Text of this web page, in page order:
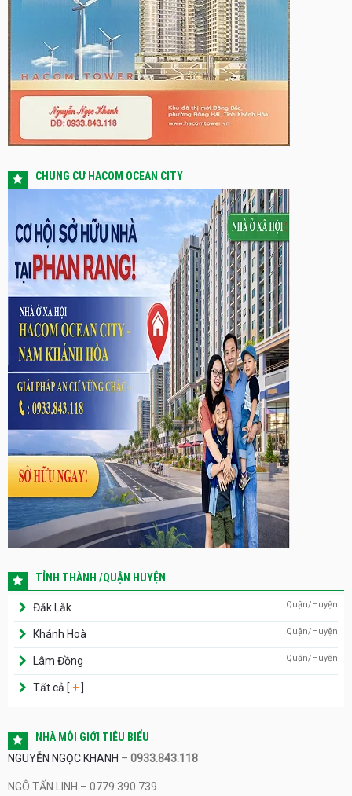
CHUNG CƯ HACOM OCEAN CITY
TỈNH THÀNH /QUẬN HUYỆN
Đăk Lăk Quận/Huyện
Khánh Hoà Quận/Huyện
Lâm Đồng Quận/Huyện
Tất cả [ + ]
NHÀ MÔI GIỚI TIÊU BIỂU
NGUYỄN NGỌC KHANH – 0933.843.118
NGÔ TẤN LINH – 0779.390.739